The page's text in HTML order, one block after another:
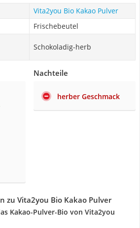
Vita2you Bio Kakao Pulver
Frischebeutel
Schokoladig-herb
Nachteile
herber Geschmack
zu Vita2you Bio Kakao Pulver
Kakao-Pulver-Bio von Vita2you